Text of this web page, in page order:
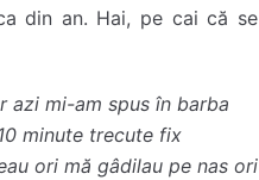
din an. Hai, pe cai că se
azi mi-am spus în barba
minute trecute fix
ori mă gâdilau pe nas ori